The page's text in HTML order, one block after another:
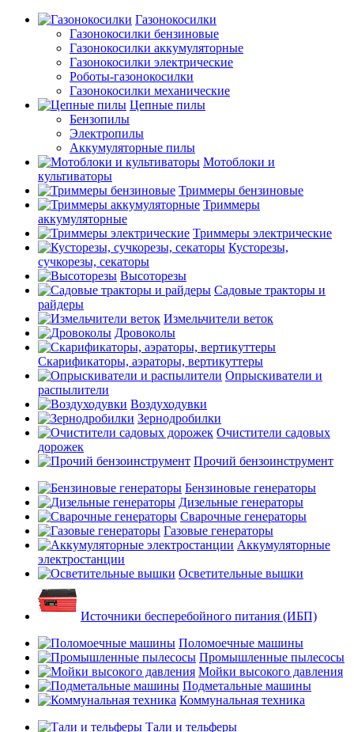
Газонокосилки
Газонокосилки бензиновые
Газонокосилки аккумуляторные
Газонокосилки электрические
Роботы-газонокосилки
Газонокосилки механические
Цепные пилы
Бензопилы
Электропилы
Аккумуляторные пилы
Мотоблоки и
культиваторы
Триммеры бензиновые
Триммеры
аккумуляторные
Триммеры электрические
Кусторезы,
сучкорезы, секаторы
Высоторезы
Садовые тракторы и
райдеры
Измельчители веток
Дровоколы
Скарификаторы, аэраторы, вертикуттеры
Опрыскиватели и
распылители
Воздуходувки
Зернодробилки
Очистители садовых
дорожек
Прочий бензоинструмент
Бензиновые генераторы
Дизельные генераторы
Сварочные генераторы
Газовые генераторы
Аккумуляторные
электростанции
Осветительные вышки
Источники бесперебойного питания (ИБП)
Поломоечные машины
Промышленные пылесосы
Мойки высокого давления
Подметальные машины
Коммунальная техника
Тали и тельферы